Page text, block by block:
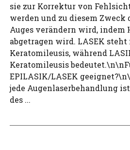
sie zur Korrektur von
werden und zu diesem Zweck
Auges verändern wird, indem
abgetragen wird. LASEK
Keratomileusis, während
Keratomileusis
EPILASIK/LASEK
jede Augenlaserbehandlung
des ...